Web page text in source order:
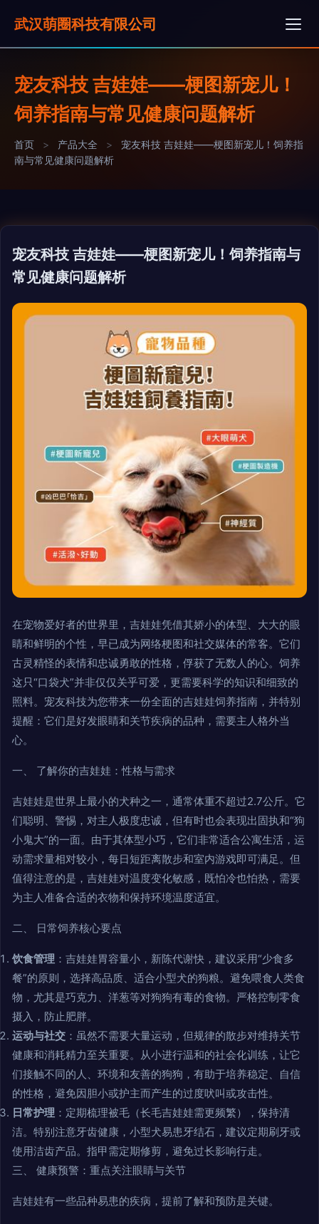
武汉萌圈科技有限公司
宠友科技 吉娃娃——梗图新宠儿！
饲养指南与常见健康问题解析
首页 > 产品大全 >
宠友科技 吉娃娃——梗图新宠儿！饲养指
南与常见健康问题解析
宠友科技 吉娃娃——梗图新宠儿！饲养指南与
常见健康问题解析
在宠物爱好者的世界里，吉娃娃凭借其娇小的体型、大大的眼
睛和鲜明的个性，早已成为网络梗图和社交媒体的常客。它们
古灵精怪的表情和忠诚勇敢的性格，俘获了无数人的心。饲养
这只“口袋犬”并非仅仅关乎可爱，更需要科学的知识和细致的
照料。宠友科技为您带来一份全面的吉娃娃饲养指南，并特别
提醒：它们是好发眼睛和关节疾病的品种，需要主人格外当
心。
一、 了解你的吉娃娃：性格与需求
吉娃娃是世界上最小的犬种之一，通常体重不超过2.7公斤。它
们聪明、警惕，对主人极度忠诚，但有时也会表现出固执和“狗
小鬼大”的一面。由于其体型小巧，它们非常适合公寓生活，运
动需求量相对较小，每日短距离散步和室内游戏即可满足。但
值得注意的是，吉娃娃对温度变化敏感，既怕冷也怕热，需要
为主人准备合适的衣物和保持环境温度适宜。
二、 日常饲养核心要点
饮食管理 ：吉娃娃胃容量小，新陈代谢快，建议采用“少食多
餐”的原则，选择高品质、适合小型犬的狗粮。避免喂食人类食
物，尤其是巧克力、洋葱等对狗狗有毒的食物。严格控制零食
摄入，防止肥胖。
运动与社交 ：虽然不需要大量运动，但规律的散步对维持关节
健康和消耗精力至关重要。从小进行温和的社会化训练，让它
们接触不同的人、环境和友善的狗狗，有助于培养稳定、自信
的性格，避免因胆小或护主而产生的过度吠叫或攻击性。
日常护理 ：定期梳理被毛（长毛吉娃娃需更频繁），保持清
洁。特别注意牙齿健康，小型犬易患牙结石，建议定期刷牙或
使用洁齿产品。指甲需定期修剪，避免过长影响行走。
三、 健康预警：重点关注眼睛与关节
吉娃娃有一些品种易患的疾病，提前了解和预防是关键。